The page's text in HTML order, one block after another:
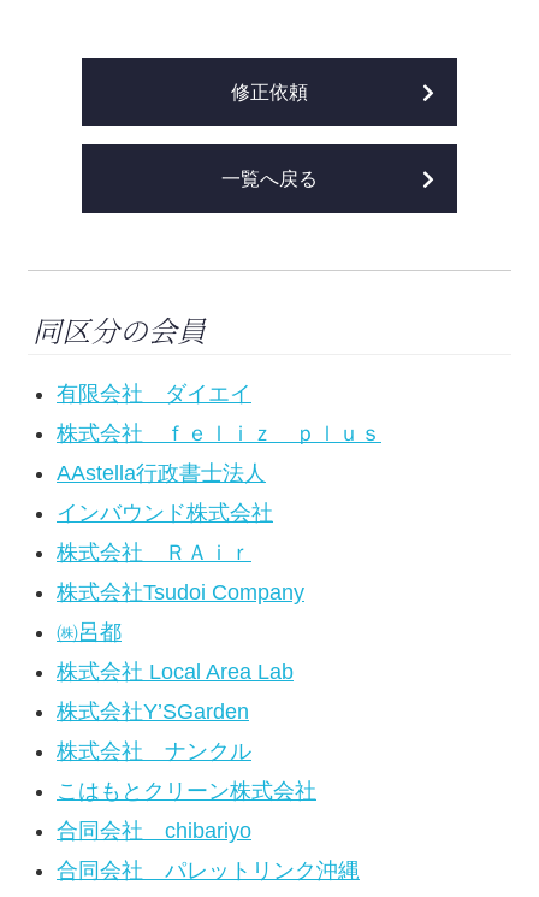
修正依頼
一覧へ戻る
同区分の会員
有限会社 ダイエイ
株式会社 ｆｅｌｉｚ ｐｌｕｓ
AAstella行政書士法人
インバウンド株式会社
株式会社 ＲＡｉｒ
株式会社Tsudoi Company
㈱呂都
株式会社 Local Area Lab
株式会社Y’SGarden
株式会社 ナンクル
こはもとクリーン株式会社
合同会社 chibariyo
合同会社 パレットリンク沖縄